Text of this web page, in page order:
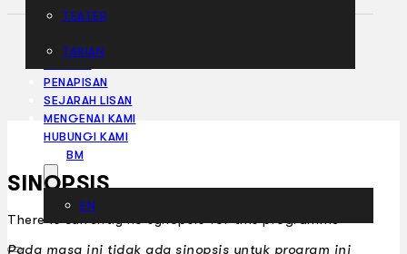
TEATER
TARIAN
PENAPISAN
SEJARAH LISAN
MENGENAI KAMI
HUBUNGI KAMI
BM
EN
SINOPSIS
There is currently no synopsis for this programme
Pada masa ini tidak ada sinopsis untuk program ini